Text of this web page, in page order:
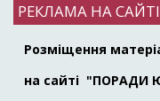
РЕКЛАМА НА САЙТІ
Розміщення
на сайті "ПОРАДИ